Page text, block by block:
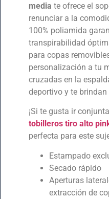
media te ofrece el
renunciar a la
100% poliamida
transpirabilidad
para copas
personalización a tu
cruzadas en la
deportivo y te
¡Si te gusta ir
tobilleros tiro alto
perfecta para este
Estampado
Secado rápido
Aperturas
extracción de